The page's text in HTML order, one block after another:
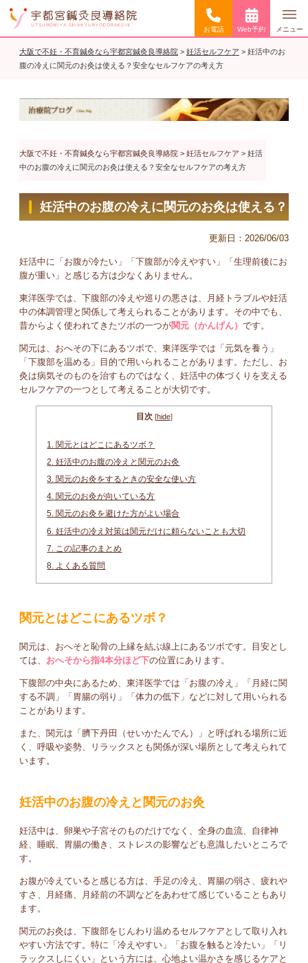
お電話 Web予約 メニュー
大阪で不妊・不育鍼灸なら宇都宮鍼灸良導絡院 > 妊活セルフケア > 妊活中のお
腹の冷えに関元のお灸は使える？安全なセルフケアの考え方
大阪で不妊・不育鍼灸なら宇都宮鍼灸良導絡院 > 妊活セルフケア > 妊活
中のお腹の冷えに関元のお灸は使える？安全なセルフケアの考え方
妊活中のお腹の冷えに関元のお灸は使える？
更新日： 2026/06/03
妊活中に「お腹が冷たい」「下腹部が冷えやすい」「生理前後にお
腹が重い」と感じる方は少なくありません。
東洋医学では、下腹部の冷えや巡りの悪さは、月経トラブルや妊活
中の体調管理と関係して考えられることがあります。その中でも、
昔からよく使われてきたツボの一つが関元（かんげん） です。
関元は、おへその下にあるツボで、東洋医学では「元気を養う」
「下腹部を温める」目的で用いられることがあります。ただし、お
灸は病気そのものを治すものではなく、妊活中の体づくりを支える
セルフケアの一つとして考えることが大切です。
目次 [hide]
1.
関元とはどこにあるツボ？
2. 妊活中のお腹の冷えと関元のお灸
3. 関元のお灸をするときの安全な使い方
4. 関元のお灸が向いている方
5. 関元のお灸を避けた方がよい場合
6. 妊活中の冷え対策は関元だけに頼らないことも大切
7.
この記事のまとめ
8. よくある質問
関元とはどこにあるツボ？
関元は、おへそと恥骨の上縁を結ぶ線上にあるツボです。目安とし
ては、 おへそから指4本分ほど下の位置にあります。
下腹部の中央にあるため、東洋医学では「お腹の冷え」「月経に関
する不調」「胃腸の弱り」「体力の低下」などに対して用いられる
ことがあります。
また、関元は「臍下丹田（せいかたんでん）」と呼ばれる場所に近
く、呼吸や姿勢、リラックスとも関係が深い場所として考えられて
います。
妊活中のお腹の冷えと関元のお灸
妊活中は、卵巣や子宮そのものだけでなく、全身の血流、自律神
経、睡眠、胃腸の働き、ストレスの影響なども意識したいところで
す。
お腹が冷えていると感じる方は、手足の冷え、胃腸の弱さ、疲れや
すさ、月経痛、月経前の不調などをあわせて感じていることもあり
ます。
関元のお灸は、下腹部をじんわり温めるセルフケアとして取り入れ
やすい方法です。特に「冷えやすい」「お腹を触ると冷たい」「リ
ラックスしにくい」という方には、心地よい温かさを感じるケアと